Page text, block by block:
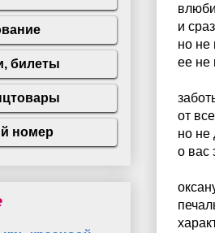
и
но не
ее не
от
но не
о вас